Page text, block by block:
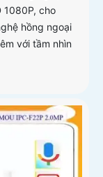
1080P, cho
hồng ngoại
với tầm nhìn